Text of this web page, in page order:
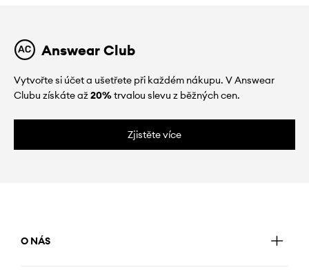
Answear Club
Vytvořte si účet a ušetřete při každém nákupu. V Answear
Clubu získáte až20%trvalou slevu z běžných cen.
Zjistěte více
O NÁS